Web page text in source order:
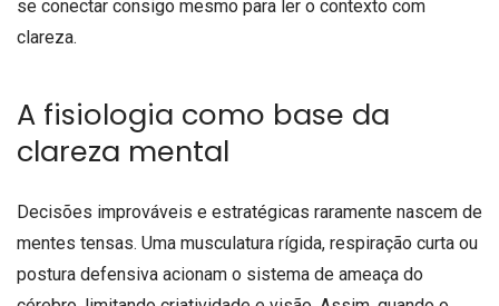
se conectar consigo mesmo para ler o contexto com
clareza.
A fisiologia como base da
clareza mental
Decisões improváveis e estratégicas raramente nascem de
mentes tensas. Uma musculatura rígida, respiração curta ou
postura defensiva acionam o sistema de ameaça do